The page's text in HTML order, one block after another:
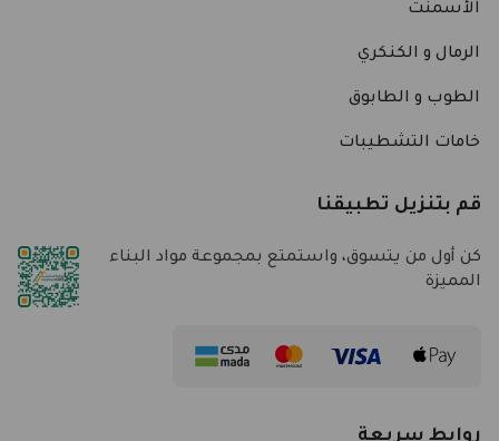
الأسمنت
الرمال و الكنكري
الطوب و الطابوق
خامات التشطيبات
قم بتنزيل تطبيقنا
كن أول من يتسوق، واستمتع بمجموعة مواد البناء
المميزة
روابط سريعة